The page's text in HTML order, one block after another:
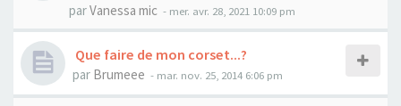
parVanessa mic - mer. avr. 28, 2021 10:09 pm
Que faire de mon corset...?
par Brumeee - mar. nov. 25, 2014 6:06 pm